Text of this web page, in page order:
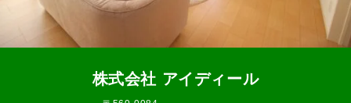
株式会社 アイディール